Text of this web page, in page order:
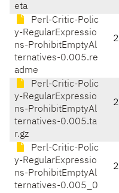
eta
Perl-Critic-Polic
y-RegularExpressio
ns-ProhibitEmptyAl
ternatives-0.005.re
adme
Perl-Critic-Polic
y-RegularExpressio
ns-ProhibitEmptyAl
ternatives-0.005.ta
r.gz
Perl-Critic-Polic
y-RegularExpressio
ns-ProhibitEmptyAl
ternatives-0.005_0